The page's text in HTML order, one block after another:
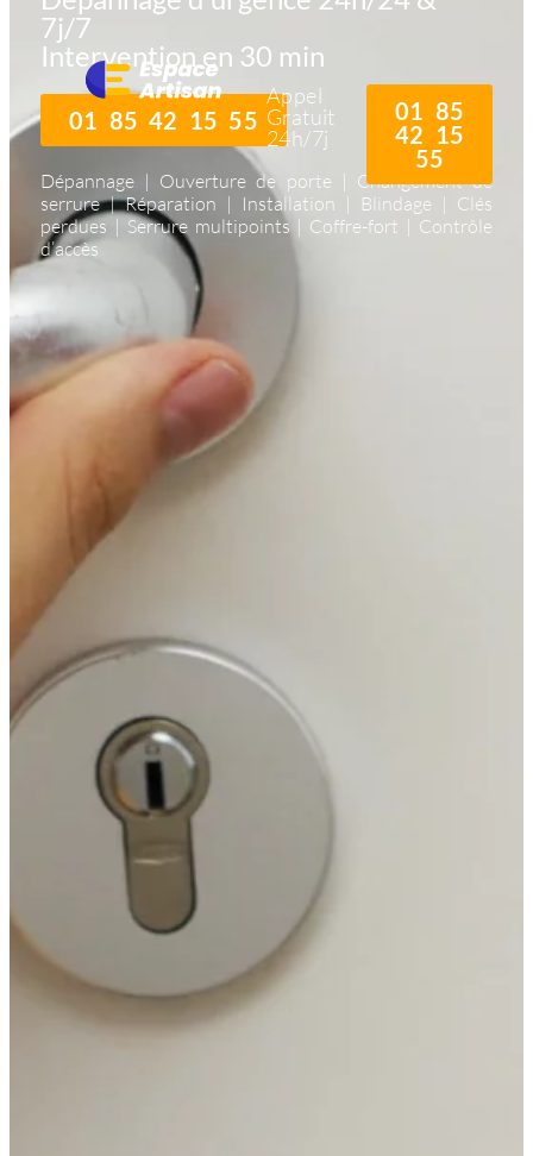
Appel
Gratuit
24h/7j
01 85
42 15
55
7j/7
Intervention en 30 min
01 85 42 15 55
Dépannage | Ouverture de porte | Changement de
serrure | Réparation | Installation | Blindage | Clés
perdues | Serrure multipoints | Coffre-fort | Contrôle
d’accès